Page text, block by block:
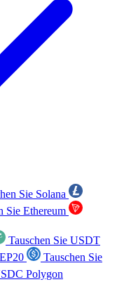
Sie Solana
Sie Ethereum
Tauschen Sie USDT
Tauschen Sie
Polygon